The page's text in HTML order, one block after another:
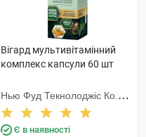
Вігард мультивітамінний
комплекс капсули 60 шт
Нью Фуд Текнолоджіс Ко.
Лтд
Є в наявності